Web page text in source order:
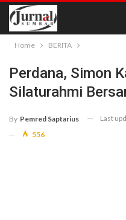
Home BERITA
Perdana, Simon
Silaturahmi
By Pemred Saptarius Last
556